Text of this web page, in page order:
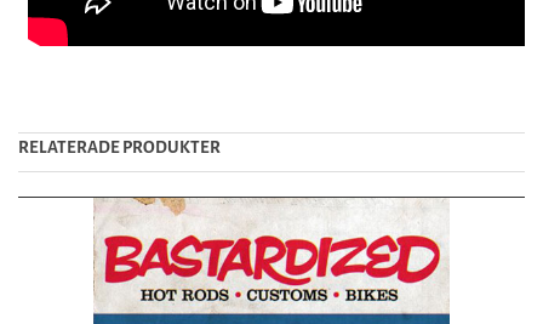
RELATERADE PRODUKTER